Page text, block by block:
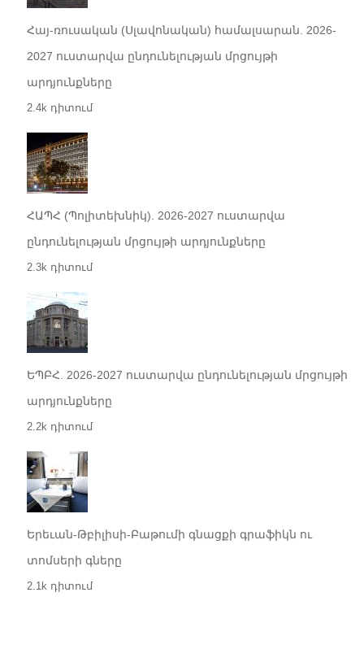
Հայ-ռուսական (Սլավոնական) համալսարան. 2026-
2027 ուստարվա ընդունելության մրցույթի
արդյունքները
2.4k դիտում
ՀԱՊՀ (Պոլիտեխնիկ). 2026-2027 ուստարվա
ընդունելության մրցույթի արդյունքները
2.3k դիտում
ԵՊԲՀ. 2026-2027 ուստարվա ընդունելության մրցույթի
արդյունքները
2.2k դիտում
Երեւան-Թբիլիսի-Բաթումի գնացքի գրաֆիկն ու
տոմսերի գները
2.1k դիտում